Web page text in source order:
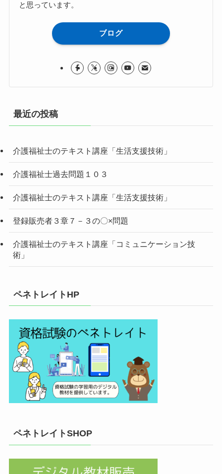
と思っています。
ブログ
最近の投稿
介護福祉士のテキスト講座「生活支援技術」
介護福祉士過去問題１０３
介護福祉士のテキスト講座「生活支援技術」
登録販売者３章７－３の〇×問題
介護福祉士のテキスト講座「コミュニケーション技
術」
ペネトレイトHP
ペネトレイトSHOP